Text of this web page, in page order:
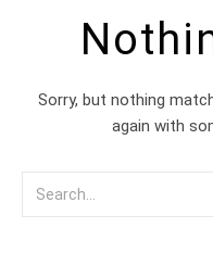
Sorry, but nothing
again with